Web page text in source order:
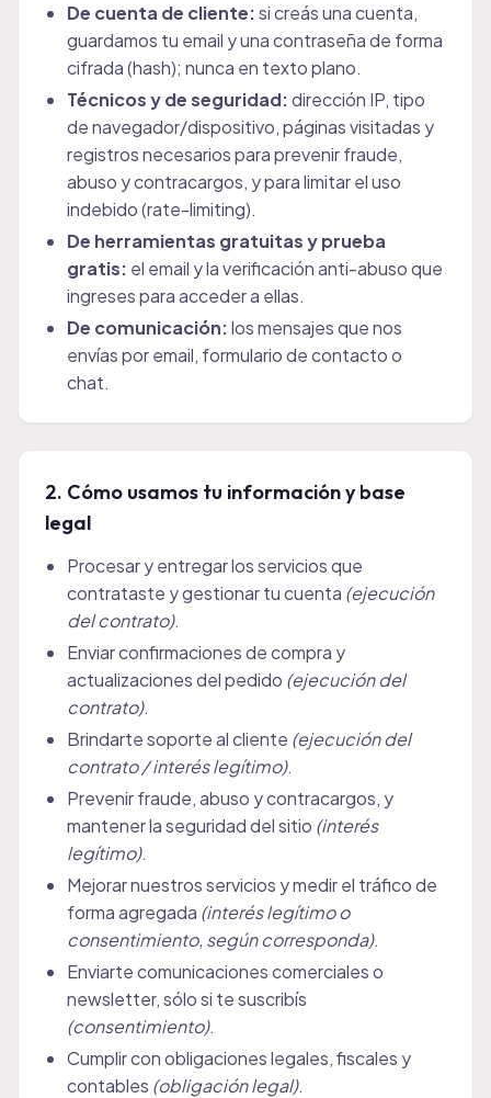
De cuenta de cliente:si creás una cuenta,
guardamos tu email y una contraseña de forma
cifrada (hash); nunca en texto plano.
Técnicos y de seguridad:dirección IP, tipo
de navegador/dispositivo, páginas visitadas y
registros necesarios para prevenir fraude,
abuso y contracargos, y para limitar el uso
indebido (rate-limiting).
De herramientas gratuitas y prueba
gratis: el email y la verificación anti-abuso que
ingreses para acceder a ellas.
De comunicación:los mensajes que nos
envías por email, formulario de contacto o
chat.
2. Cómo usamos tu información y base
legal
Procesar y entregar los servicios que
contrataste y gestionar tu cuenta (ejecución
del contrato).
Enviar confirmaciones de compra y
actualizaciones del pedido (ejecución del
contrato).
Brindarte soporte al cliente (ejecución del
contrato / interés legítimo).
Prevenir fraude, abuso y contracargos, y
mantener la seguridad del sitio (interés
legítimo).
Mejorar nuestros servicios y medir el tráfico de
forma agregada (interés legítimo o
consentimiento, según corresponda).
Enviarte comunicaciones comerciales o
newsletter, sólo si te suscribís
(consentimiento).
Cumplir con obligaciones legales, fiscales y
contables (obligación legal).